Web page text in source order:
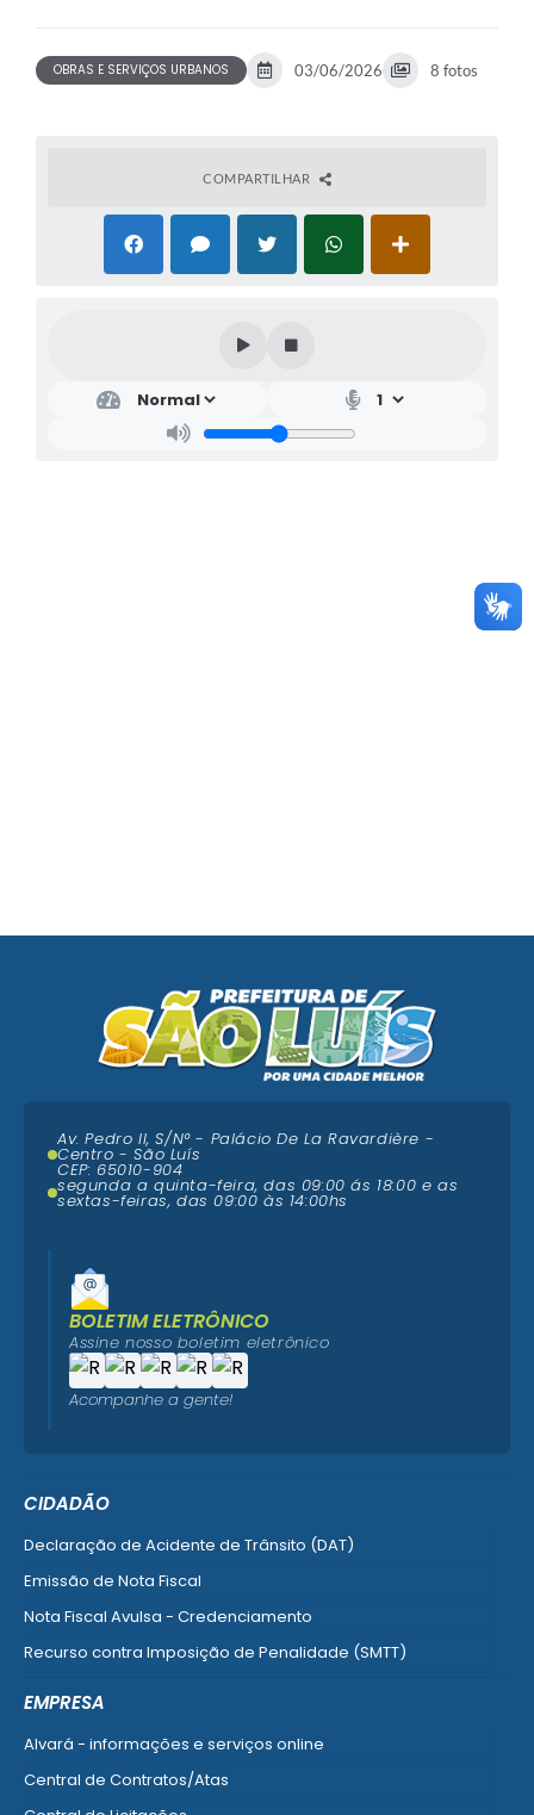
OBRAS E SERVIÇOS URBANOS 03/06/2026 8 fotos
COMPARTILHAR
CIDADÃO
Declaração de Acidente de Trânsito (DAT)
Emissão de Nota Fiscal
Nota Fiscal Avulsa - Credenciamento
Recurso contra Imposição de Penalidade (SMTT)
EMPRESA
Alvará - informações e serviços online
Central de Contratos/Atas
Av. Pedro II, S/N° - Palácio De La Ravardière -
Centro - São Luís
CEP: 65010-904
segunda a quinta-feira, das 09:00 ás 18:00 e as
sextas-feiras, das 09:00 às 14:00hs
BOLETIM ELETRÔNICO
Assine nosso boletim eletrônico
Acompanhe a gente!